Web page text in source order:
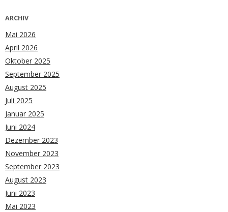
ARCHIV
Mai 2026
April 2026
Oktober 2025
September 2025
August 2025
Juli 2025
Januar 2025
Juni 2024
Dezember 2023
November 2023
September 2023
August 2023
Juni 2023
Mai 2023